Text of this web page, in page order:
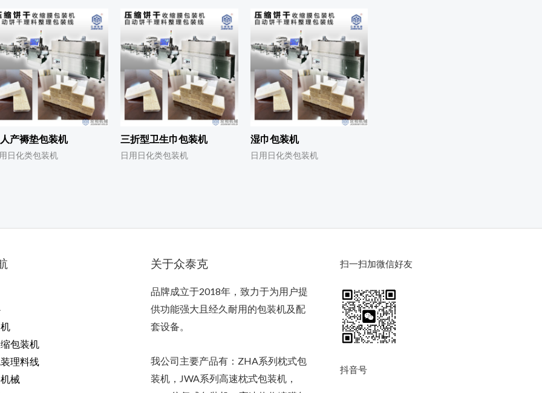
产褥垫包装机
日化类包装机
三折型卫生巾包装机
日用日化类包装机
湿巾包装机
日用日化类包装机
包装机
理料线
械
关于众泰克
品牌成立于2018年，致力于为用户提
供功能强大且经久耐用的包装机及配
套设备。
我公司主要产品有：ZHA系列枕式包
装机，JWA系列高速枕式包装机，
扫一扫加微信好友
抖音号